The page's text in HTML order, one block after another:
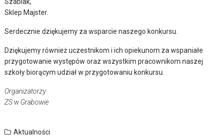
Sklep Majster.
Serdecznie dziękujemy za wsparcie naszego konkursu.
Dziękujemy również uczestnikom i ich opiekunom za wspaniałe
przygotowanie występów oraz wszystkim pracownikom naszej
szkoły biorącym udział w przygotowaniu konkursu.
Organizatorzy
ZS w Grabowie
Aktualności